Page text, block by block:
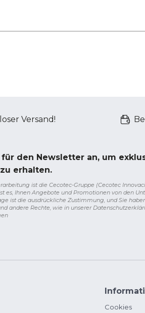
Versand!
den Newsletter an, um
erhalten.
ist die Cecotec-Gruppe (Cecotec
es, Ihnen Angebote und Promotionen von den
ist die ausdrückliche Zustimmung, und Sie
andere Rechte, wie in unserer
Cookies